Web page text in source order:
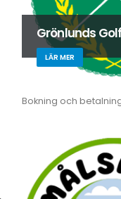
Grönlunds
LÄR MER
Bokning och